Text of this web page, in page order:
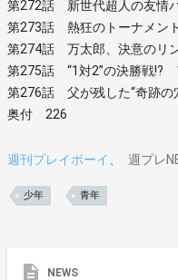
第272話 新世代超人の友情
第273話 熱狂のトーナメン
第274話 万太郎、決意のリ
第275話 “1対2”の決勝戦!?
第276話 父が残した“奇跡
奥付 226
週刊プレイボーイ 週プレ
少年 青年
NEWS